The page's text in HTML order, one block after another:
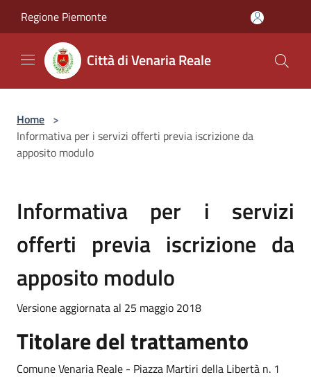
Regione Piemonte
Città di Venaria Reale
Home >
Informativa per i servizi offerti previa iscrizione da
apposito modulo
Informativa per i servizi
offerti previa iscrizione da
apposito modulo
Versione aggiornata al 25 maggio 2018
Titolare del trattamento
Comune Venaria Reale - Piazza Martiri della Libertà n. 1